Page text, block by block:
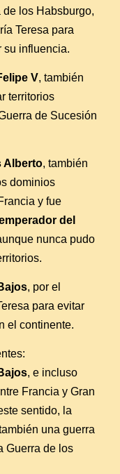
los Habsburgo,
Teresa para
su influencia.
V, también
territorios
de Sucesión
Alberto, también
dominios
y fue
del
nunca pudo
, por el
para evitar
el continente.
, e incluso
Francia y Gran
sentido, la
una guerra
Guerra de los